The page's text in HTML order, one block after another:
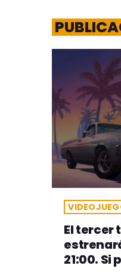
El tercer
21:00. Si